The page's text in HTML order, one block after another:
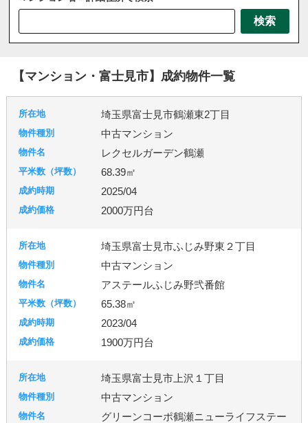
三郷市
八潮市
北本市 吉川市 和光市
宮代町
杉戸町
東松山市 松伏町 桶川市
久喜市
蕨市
上里町 伊奈町
吉見町
日高市
鶴ヶ島市 加須市
羽生市
幸手市 北葛飾郡 富士見市
台東区 東京都北区 足立区
千葉市 流山市
秦野市 厚木市
宇都宮市
検索
【マンション・富士見市】成約物件一覧
埼玉県富士見市鶴瀬東2丁目
中古マンション
レクセルガーデン鶴瀬
68.39㎡
2025/04
2000万円台
埼玉県富士見市ふじみ野東２丁目
中古マンション
アステールふじみ野弐番館
65.38㎡
2023/04
1900万円台
埼玉県富士見市上沢１丁目
中古マンション
グリーンコーポ鶴瀬ニューライフステー